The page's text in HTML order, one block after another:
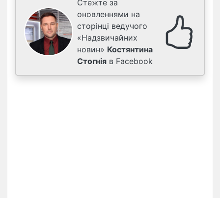
Стежте за
оновленнями на
сторінці ведучого
«Надзвичайних
новин» Костянтина
Стогнія в Facebook